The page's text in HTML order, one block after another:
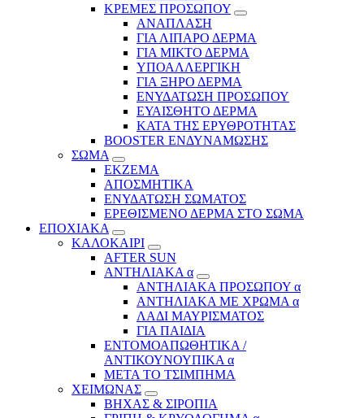
ΚΡΕΜΕΣ ΠΡΟΣΩΠΟΥ
ΑΝΑΠΛΑΣΗ
ΓΙΑ ΛΙΠΑΡΟ ΔΕΡΜΑ
ΓΙΑ ΜΙΚΤΟ ΔΕΡΜΑ
ΥΠΟΑΛΛΕΡΓΙΚΗ
ΓΙΑ ΞΗΡΟ ΔΕΡΜΑ
ΕΝΥΔΑΤΩΣΗ ΠΡΟΣΩΠΟΥ
ΕΥΑΙΣΘΗΤΟ ΔΕΡΜΑ
ΚΑΤΑ ΤΗΣ ΕΡΥΘΡΟΤΗΤΑΣ
BOOSTER ΕΝΔΥΝΑΜΩΣΗΣ
ΣΩΜΑ
ΕΚΖΕΜΑ
ΑΠΟΣΜΗΤΙΚΑ
ΕΝΥΔΑΤΩΣΗ ΣΩΜΑΤΟΣ
ΕΡΕΘΙΣΜΕΝΟ ΔΕΡΜΑ ΣΤΟ ΣΩΜΑ
ΕΠΟΧΙΑΚΑ
ΚΑΛΟΚΑΙΡΙ
AFTER SUN
ΑΝΤΗΛΙΑΚΑ α
ΑΝΤΗΛΙΑΚΑ ΠΡΟΣΩΠΟΥ α
ΑΝΤΗΛΙΑΚΑ ΜΕ ΧΡΩΜΑ α
ΛΑΔΙ ΜΑΥΡΙΣΜΑΤΟΣ
ΓΙΑ ΠΑΙΔΙΑ
ΕΝΤΟΜΟΑΠΩΘΗΤΙΚΑ /
ΑΝΤΙΚΟΥΝΟΥΠΙΚΑ α
ΜΕΤΑ ΤΟ ΤΣΙΜΠΗΜΑ
ΧΕΙΜΩΝΑΣ
ΒΗΧΑΣ & ΣΙΡΟΠΙΑ